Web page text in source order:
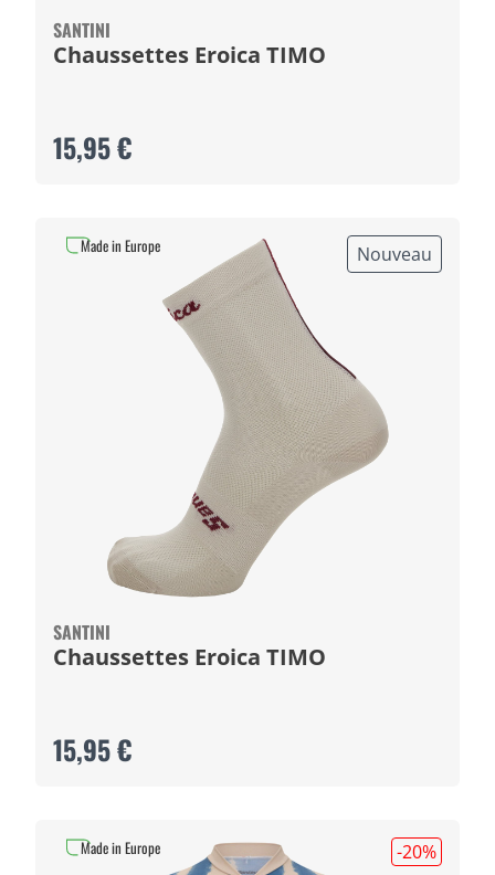
SANTINI
Chaussettes Eroica TIMO
15,95 €
Nouveau
SANTINI
Chaussettes Eroica TIMO
15,95 €
Made in Europe
-20%
Made in Europe